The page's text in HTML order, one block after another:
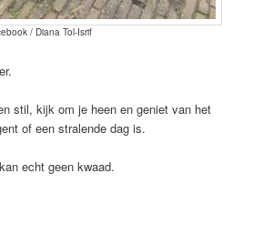
/ Diana Tol-Isrif
stil, kijk om je heen en geniet van het
of een stralende dag is.
echt geen kwaad.